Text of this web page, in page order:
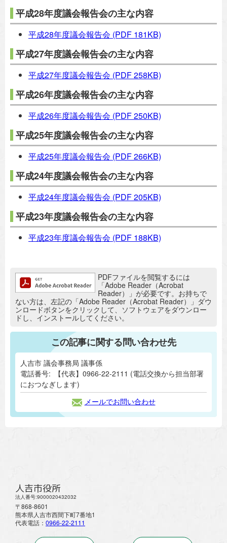
平成28年度議会報告会の主な内容
平成28年度議会報告会 (PDF 181KB)
平成27年度議会報告会の主な内容
平成27年度議会報告会 (PDF 258KB)
平成26年度議会報告会の主な内容
平成26年度議会報告会 (PDF 250KB)
平成25年度議会報告会の主な内容
平成25年度議会報告会 (PDF 266KB)
平成24年度議会報告会の主な内容
平成24年度議会報告会 (PDF 205KB)
平成23年度議会報告会の主な内容
平成23年度議会報告会 (PDF 188KB)
追加情報：PDFファイルPDFファイルを閲覧するには
「Adobe Reader（Acrobat
Reader）」が必要です。お持ちで
ない方は、左記の「Adobe Reader（Acrobat Reader）」ダウ
ンロードボタンをクリックして、ソフトウェアをダウンロー
ドし、インストールしてください。
この記事に関する問い合わせ先
人吉市 議会事務局 議事係
電話番号:
【代表】0966-22-2111 (電話交換から担当部署
におつなぎします)
メールでお問い合わせ
人吉市役所
法人番号:9000020432032
〒868-8601
熊本県人吉市西間下町7番地1
代表電話： 0966-22-2111